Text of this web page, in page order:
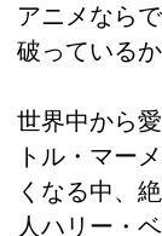
アニメなら
破っている
世界中から
トル・マー
くなる中、
人ハリー・